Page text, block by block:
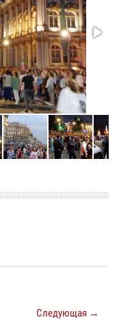
Следующая →